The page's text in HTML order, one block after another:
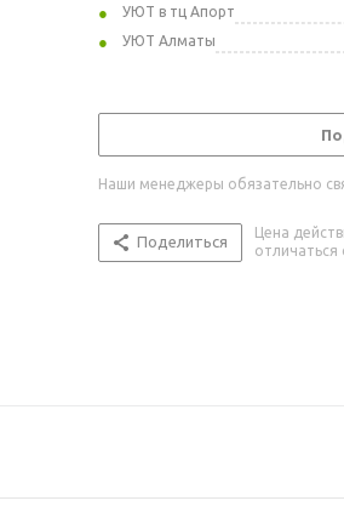
УЮТ в тц Апорт
УЮТ Алматы
Наши менеджеры обязательно
Поделиться
Цена
отличаться